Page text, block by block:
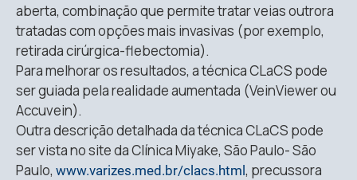
aberta, combinação que permite tratar veias outrora
tratadas com opções mais invasivas (por exemplo,
retirada cirúrgica-flebectomia).
Para melhorar os resultados, a técnica CLaCS pode
ser guiada pela realidade aumentada (VeinViewer ou
Accuvein).
Outra descrição detalhada da técnica CLaCS pode
ser vista no site da Clínica Miyake, São Paulo- São
Paulo, www.varizes.med.br/clacs.html, precussora